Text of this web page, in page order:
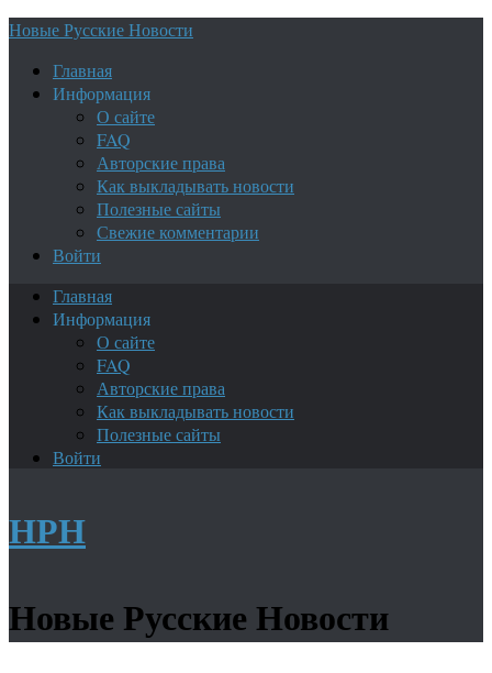
Новые Русские Новости
Главная
Информация
О сайте
FAQ
Авторские права
Как выкладывать новости
Полезные сайты
Свежие комментарии
Войти
Главная
Информация
О сайте
FAQ
Авторские права
Как выкладывать новости
Полезные сайты
Войти
НРН
Новые Русские Новости